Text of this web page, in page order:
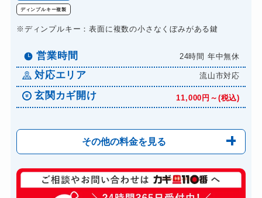
ドアノブカギ作成
ドアノブカギ交換 11,000円～(税込)
ディンプルキー複製
※ディンプルキー：表面に複数の小さなくぼみがある鍵
営業時間 24時間 年中無休
対応エリア 流山市対応
玄関カギ開け 11,000円～(税込)
その他の料金を見る
玄関カギ修理 6,600円～(税込)